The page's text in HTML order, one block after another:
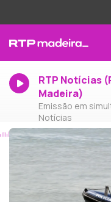
RTP Notícias
Madeira)
Emissão em
Notícias